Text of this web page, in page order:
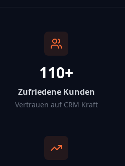
110+
Zufriedene Kunden
Vertrauen auf CRM Kraft